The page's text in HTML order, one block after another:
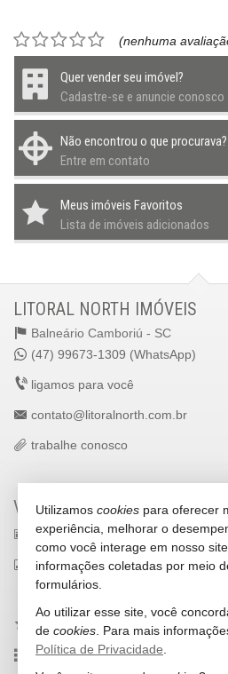
(nenhuma
Quer vender seu imóvel?
Cadastre-se e anuncie conosco
Não encontrou o que procurava?
Entre em contato
Meus imóveis Favoritos
Lista de imóveis adicionados
LITORAL NORTH IMÓVEIS
Balneário Camboriú - SC
(47) 99673-1309 (WhatsApp)
ligamos para você
contato@litoralnorth.com.br
trabalhe conosco
VEJA MAIS
receba nosso newsletter
indicadores financeiros
imóveis favoritos
mapa de imóveis
Utilizamos cookies para oferecer
experiência, melhorar o
como você interage em nosso
informações coletadas por meio
formulários.
Ao utilizar esse site, você
de cookies . Para mais
Política de Privacidade